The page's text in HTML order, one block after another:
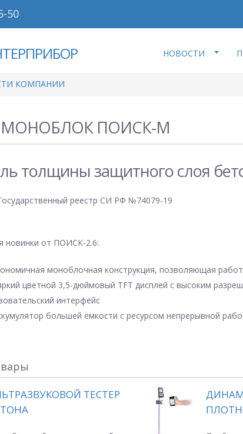
50
НОВОСТИ
КОМПАНИИ
МОНОБЛОК ПОИСК-М
толщины защитного слоя
реестр СИ РФ №74079-19
новинки от ПОИСК-2.6:
моноблочная конструкция, позволяющая
цветной 3,5-дюймовый TFT дисплей с высоким
интерфейс
большей ёмкости с ресурсом непрерывной
ТЕСТЕР